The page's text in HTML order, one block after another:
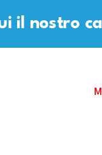
il nostro